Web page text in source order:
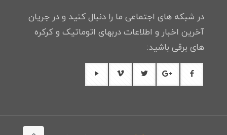
در شبکه های اجتماعی ما را دنبال کنید و در جریان
آخرین اخبار و اطلاعات دربهای اتوماتیک و کرکره
های برقی باشید: